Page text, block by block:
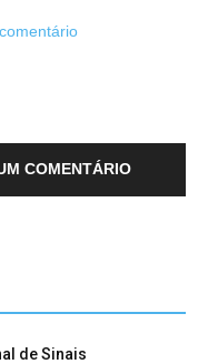
COMENTÁRIO
de Sinais